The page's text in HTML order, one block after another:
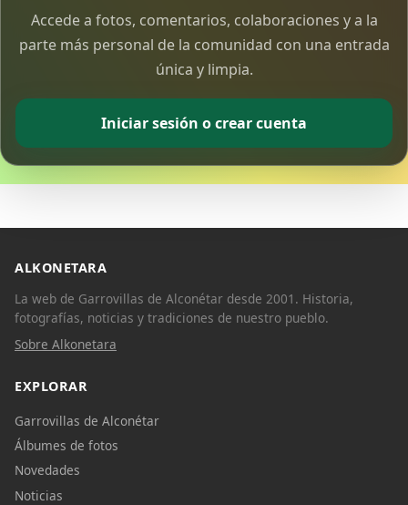
Accede a fotos, comentarios, colaboraciones y a la
parte más personal de la comunidad con una entrada
única y limpia.
Iniciar sesión o crear cuenta
ALKONETARA
La web de Garrovillas de Alconétar desde 2001. Historia,
fotografías, noticias y tradiciones de nuestro pueblo.
Sobre Alkonetara
EXPLORAR
Garrovillas de Alconétar
Álbumes de fotos
Novedades
Noticias